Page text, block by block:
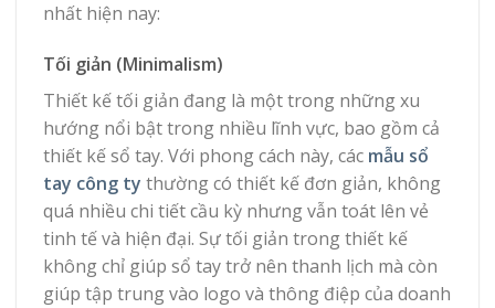
nhất hiện nay:
Tối giản (Minimalism)
Thiết kế tối giản đang là một trong những xu
hướng nổi bật trong nhiều lĩnh vực, bao gồm cả
thiết kế sổ tay. Với phong cách này, các mẫu sổ
tay công ty thường có thiết kế đơn giản, không
quá nhiều chi tiết cầu kỳ nhưng vẫn toát lên vẻ
tinh tế và hiện đại. Sự tối giản trong thiết kế
không chỉ giúp sổ tay trở nên thanh lịch mà còn
giúp tập trung vào logo và thông điệp của doanh